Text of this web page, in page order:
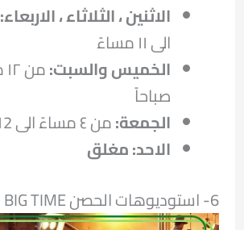
الاثنين ، الثلاثاء ، الاربعاء:
الى ١١ مساءً
الخميس والسبت:
صباحاً
الجمعة:من ٤ مساءً الى 12 صباحاً
الاحد: مغلق
6- استوديوهات الحصن ALHISN BIG TIME